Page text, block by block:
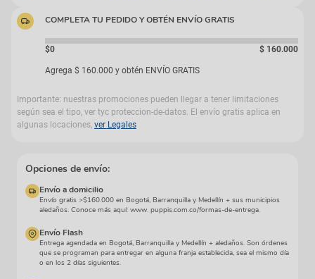
COMPLETA TU PEDIDO Y OBTÉN ENVÍO GRATIS
$0 $ 160.000
Agrega $ 160.000 y obtén ENVÍO GRATIS
Importante: nuestras promociones pueden llegar a tener limitaciones
según sea el tipo, ver tyc proteccion-de-datos. El envío gratis aplica en
algunas locaciones, ver Legales
Opciones de envío:
Envío a domicilio
Envío gratis >$160.000 en Bogotá, Barranquilla y Medellín + sus municipios
aledaños. Conoce más aquí: www. puppis.com.co/formas-de-entrega.
Envío Flash
Entrega agendada en Bogotá, Barranquilla y Medellín + aledaños. Son órdenes
que se programan para entregar en alguna franja establecida, sea el mismo día
o en los 2 días siguientes.